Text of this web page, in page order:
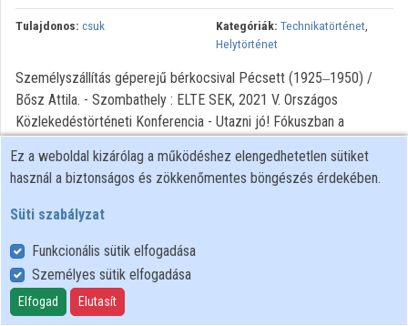
Közreműködők
Tulajdonos: csuk Kategóriák: Technikatörténet,
Helytörténet
Személyszállítás géperejű bérkocsival Pécsett (1925‒1950) /
Bősz Attila. - Szombathely : ELTE SEK, 2021 V. Országos
Közlekedéstörténeti Konferencia - Utazni jó! Fókuszban a
Savaria Egyetemi Központ ; Eötvös Loránd Tudományegyetem
Berzsenyi Dániel Pedagógusképző Központ Történelem Tanszék ;
Közlekedéstudományi Egyesület Általános Tagozat
Felhasználói szabályzat
Adatkezelési tájékoztató
Süti szabályzat
Ez a weboldal kizárólag a működéshez elengedhetetlen sütiket
használ a biztonságos és zökkenőmentes böngészés érdekében.
Süti szabályzat
Funkcionális sütik elfogadása
Személyes sütik elfogadása
Elfogad Elutasít